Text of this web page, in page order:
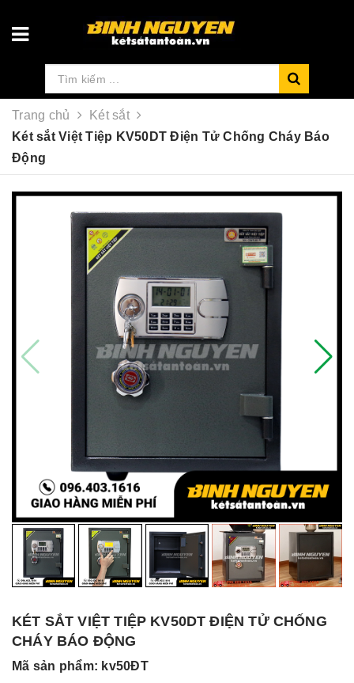
Trang chủ
Két sắt
Két sắt Việt Tiệp KV50DT Điện Tử Chống Cháy Báo
Động
KÉT SẮT VIỆT TIỆP KV50DT ĐIỆN TỬ CHỐNG
CHÁY BÁO ĐỘNG
Mã sản phẩm: kv50ĐT